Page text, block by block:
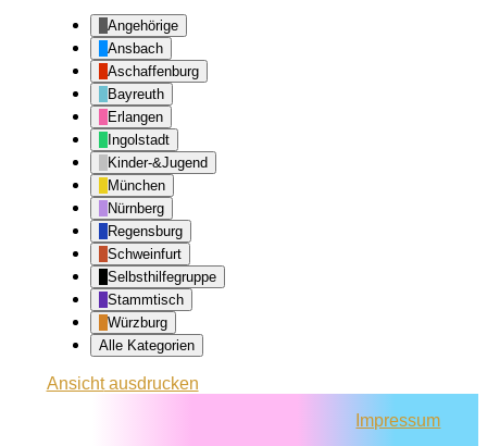
Angehörige
Ansbach
Aschaffenburg
Bayreuth
Erlangen
Ingolstadt
Kinder-&Jugend
München
Nürnberg
Regensburg
Schweinfurt
Selbsthilfegruppe
Stammtisch
Würzburg
Alle Kategorien
Ansichtausdrucken
Impressum